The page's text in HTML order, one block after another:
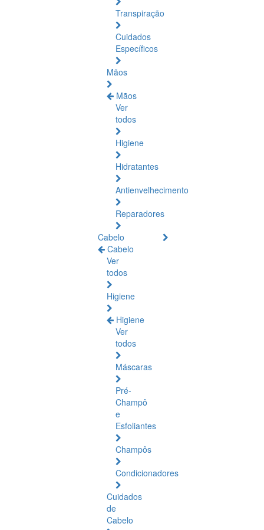
Transpiração
Cuidados
Específicos
Mãos
Mãos
Ver
todos
Higiene
Hidratantes
Antienvelhecimento
Reparadores
Cabelo
Cabelo
Ver
todos
Higiene
Higiene
Ver
todos
Máscaras
Pré-
Champô
e
Esfoliantes
Champôs
Condicionadores
Cuidados
de
Cabelo